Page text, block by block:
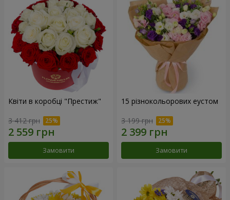
Квіти в коробці "Престиж"
3 412 грн
Замовити
15 різнокольорових еустом
3 199 грн
Замовити